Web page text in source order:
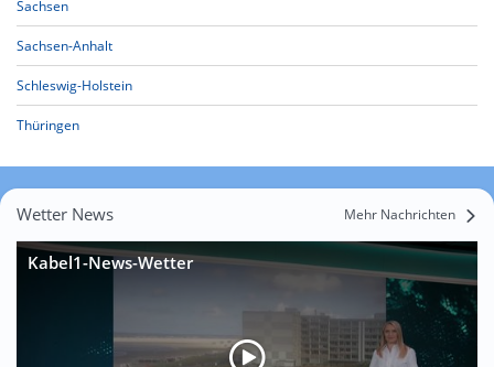
Sachsen
Sachsen-Anhalt
Schleswig-Holstein
Thüringen
Wetter News Mehr Nachrichten
Kabel1-News-Wetter